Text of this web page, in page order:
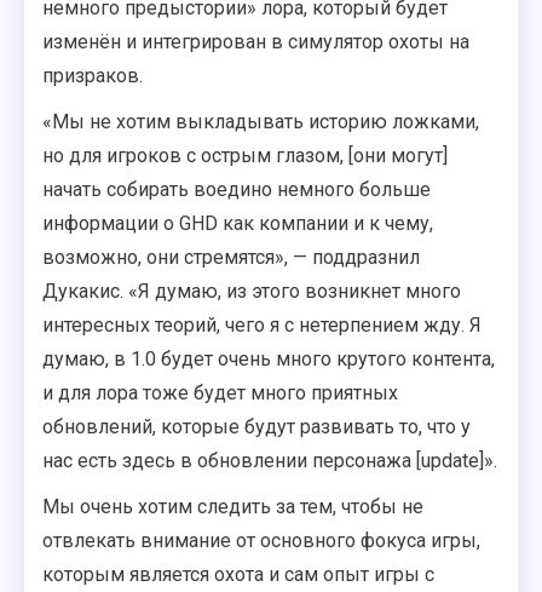
немного предыстории» лора, который будет
изменён и интегрирован в симулятор охоты на
призраков.
«Мы не хотим выкладывать историю ложками,
но для игроков с острым глазом, [они могут]
начать собирать воедино немного больше
информации о GHD как компании и к чему,
возможно, они стремятся», — поддразнил
Дукакис. «Я думаю, из этого возникнет много
интересных теорий, чего я с нетерпением жду. Я
думаю, в 1.0 будет очень много крутого контента,
и для лора тоже будет много приятных
обновлений, которые будут развивать то, что у
нас есть здесь в обновлении персонажа [update]».
Мы очень хотим следить за тем, чтобы не
отвлекать внимание от основного фокуса игры,
которым является охота и сам опыт игры с